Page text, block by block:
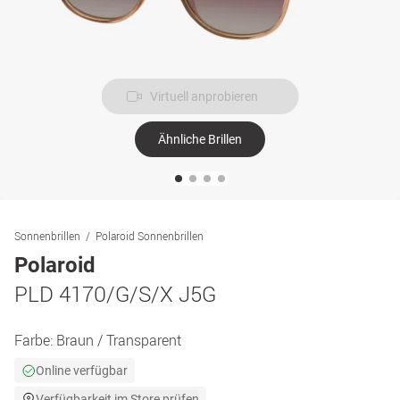
Virtuell anprobieren
Ähnliche Brillen
Sonnenbrillen Polaroid Sonnenbrillen
Polaroid
PLD 4170/G/S/X J5G
Farbe: Braun / Transparent
Online verfügbar